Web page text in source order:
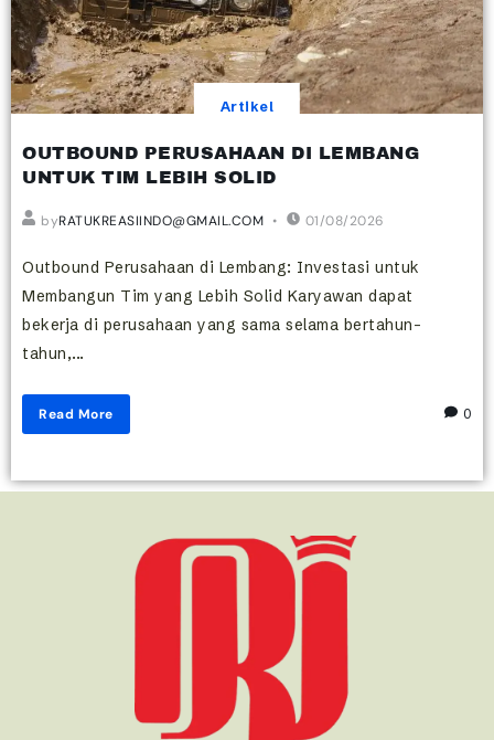
Artikel
OUTBOUND PERUSAHAAN DI LEMBANG
UNTUK TIM LEBIH SOLID
byRATUKREASIINDO@GMAIL.COM 01/08/2026
Outbound Perusahaan di Lembang: Investasi untuk
Membangun Tim yang Lebih Solid Karyawan dapat
bekerja di perusahaan yang sama selama bertahun-
tahun,...
Read More 0